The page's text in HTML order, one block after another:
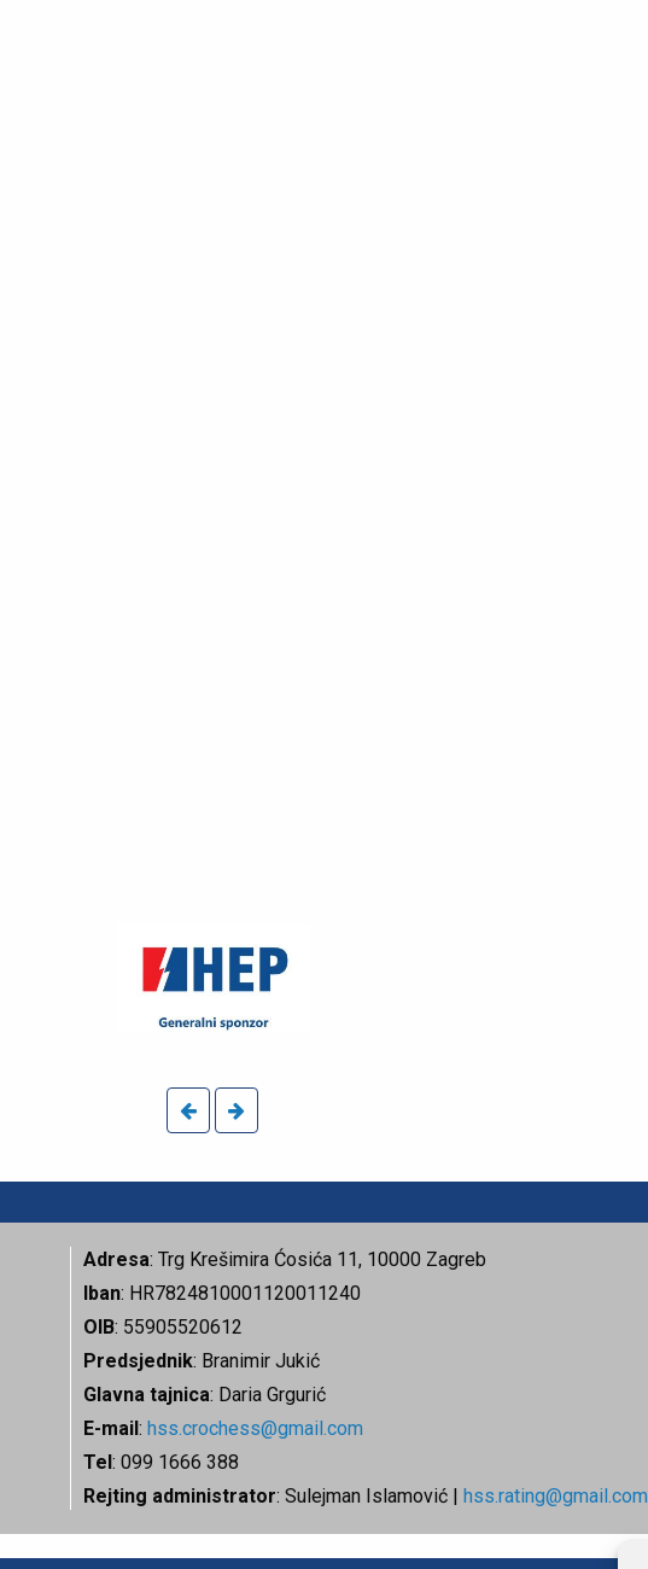
Adresa: Trg Krešimira Ćosića 11, 10000 Zagreb
Iban: HR7824810001120011240
OIB: 55905520612
Predsjednik: Branimir Jukić
Glavna tajnica: Daria Grgurić
E-mail: hss.crochess@gmail.com
Tel: 099 1666 388
Rejting administrator: Sulejman Islamović | hss.rating@gmail.com